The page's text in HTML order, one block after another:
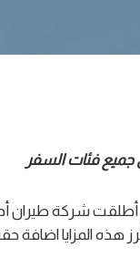
جميعفئات السفر
أطلقت شركة طيران